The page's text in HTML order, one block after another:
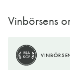
Vinbörsens
BRA
KÖP